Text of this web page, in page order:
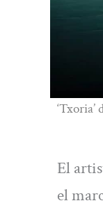
El
el